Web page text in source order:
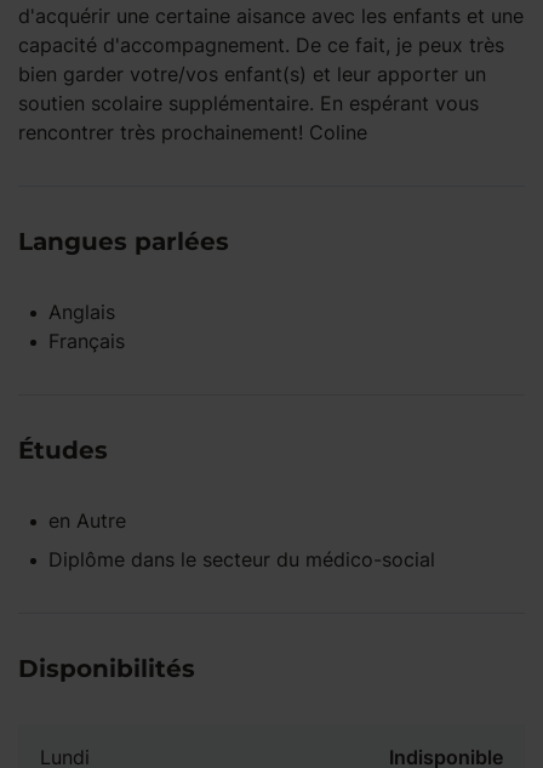
d'acquérir une certaine aisance avec les enfants et une
capacité d'accompagnement. De ce fait, je peux très
bien garder votre/vos enfant(s) et leur apporter un
soutien scolaire supplémentaire. En espérant vous
rencontrer très prochainement! Coline
Langues parlées
Anglais
Français
Études
en Autre
Diplôme dans le secteur du médico-social
Disponibilités
Lundi Indisponible